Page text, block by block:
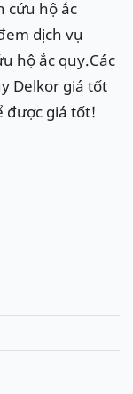
cứu hộ ắc
dịch vụ
hộ ắc quy.Các
Delkor giá tốt
được giá tốt!